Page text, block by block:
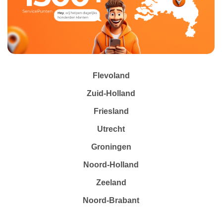
Flevoland
Zuid-Holland
Friesland
Utrecht
Groningen
Noord-Holland
Zeeland
Noord-Brabant